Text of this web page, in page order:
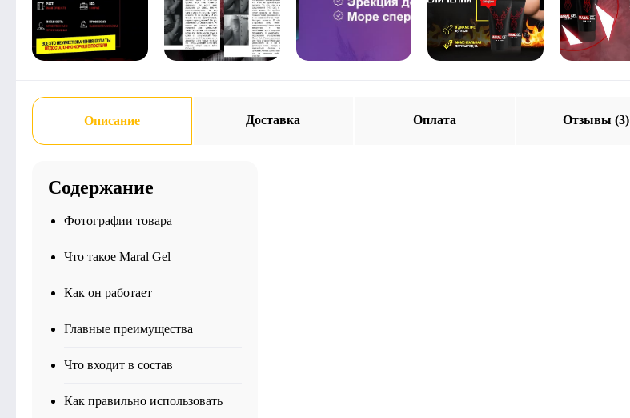
Описание Доставка Оплата Отзывы (3)
Содержание
Фотографии товара
Что такое Maral Gel
Как он работает
Главные преимущества
Что входит в состав
Как правильно использовать